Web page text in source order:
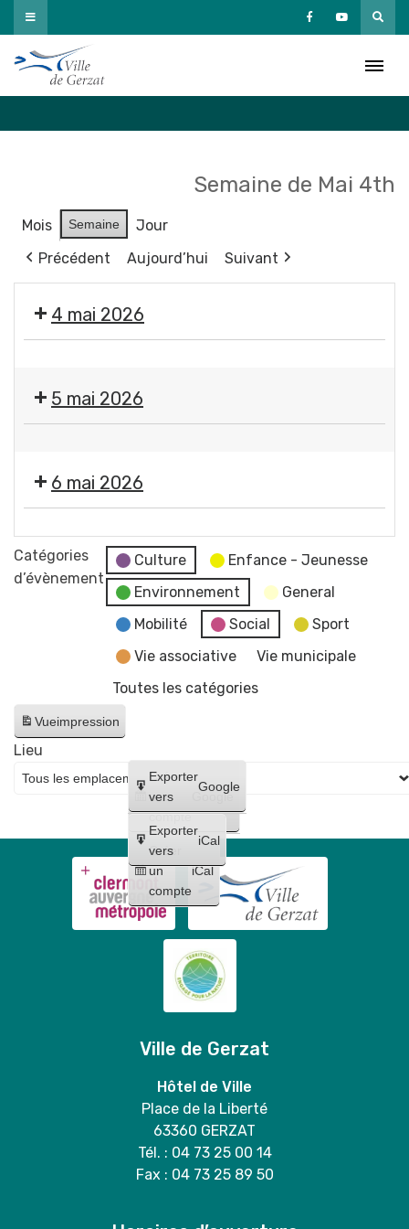
Passer
au
contenu
Semaine de Mai 4th
Mois Semaine
Jour
Précédent
Aujourd’hui Suivant
4 mai 2026
Éclosions
"
Flo-
dessinatrice
5 mai 2026
-
Permanence
pour
la
distribution
🐶
💚
6 mai 2026
🎶
🎙️
mods
(Rock
+
Catégories
d’évènement
Culture
Enfance - Jeunesse
Environnement
General
Mobilité
Social
Sport
Vie associative
Vie municipale
Toutes les catégories
Vueimpression
Créer
un
compte
Google
Créer
un
compte
iCal
Exporter
vers
Google
Exporter
vers
iCal
Lieu
Ville de Gerzat
Hôtel de Ville
Place de la Liberté
63360 GERZAT
Tél. : 04 73 25 00 14
Fax : 04 73 25 89 50